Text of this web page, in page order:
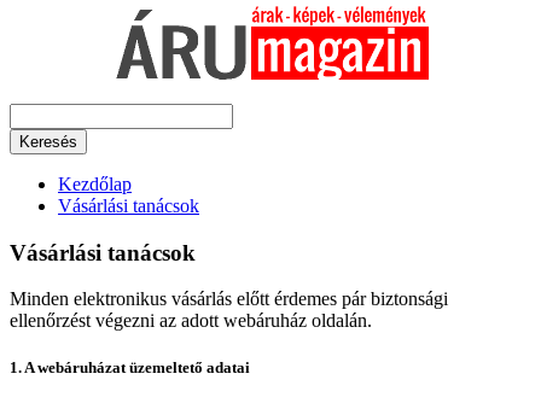
Keresés
Kezdőlap
Vásárlási tanácsok
Vásárlási tanácsok
Minden elektronikus vásárlás előtt érdemes pár biztonsági
ellenőrzést végezni az adott webáruház oldalán.
1. A webáruházat üzemeltető adatai